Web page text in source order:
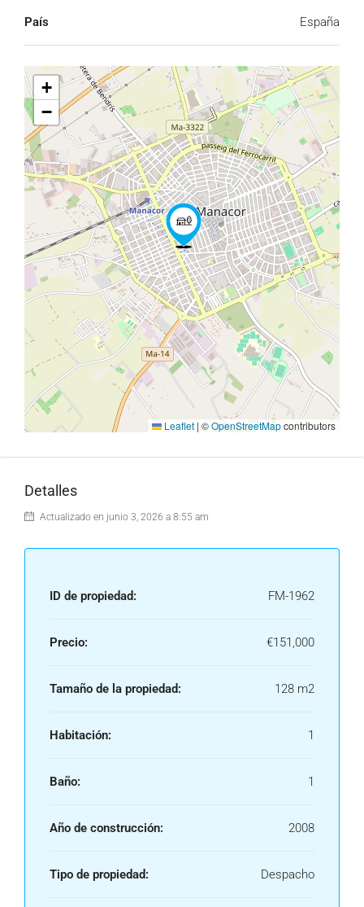
País España
+
−
Leaflet | ©OpenStreetMapcontributors
Detalles
Actualizado en junio 3, 2026 a 8:55 am
ID de propiedad: FM-1962
Precio: €151,000
Tamaño de la propiedad: 128 m2
Habitación: 1
Baño: 1
Año de construcción: 2008
Tipo de propiedad: Despacho